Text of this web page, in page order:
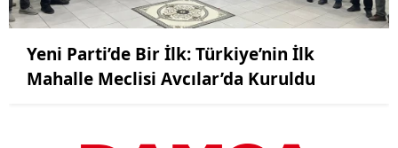
Yeni Parti’de Bir İlk: Türkiye’nin İlk
Mahalle Meclisi Avcılar’da Kuruldu